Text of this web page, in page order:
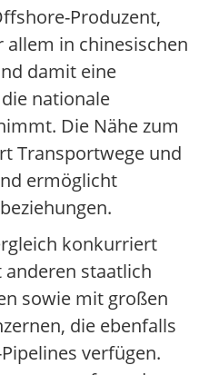
Produzent,
allem in chinesischen
damit eine
nationale
Die Nähe zum
Transportwege und
ermöglicht
konkurriert
anderen staatlich
sowie mit großen
die ebenfalls
verfügen.